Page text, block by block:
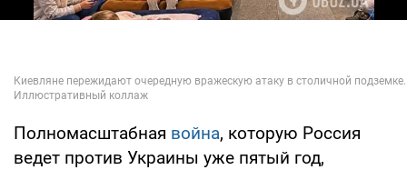
Полномасштабная война, которую Россия
ведет против Украины уже пятый год,